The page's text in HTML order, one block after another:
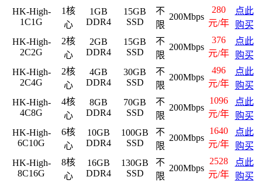
HK-High-
1C1G
1核
心
1GB
DDR4
15GB
SSD
不
限
200Mbps
280
元/年
点此
购买
HK-High-
2C2G
2核
心
2GB
DDR4
15GB
SSD
不
限
200Mbps
376
元/年
点此
购买
HK-High-
2C4G
2核
心
4GB
DDR4
30GB
SSD
不
限
200Mbps
496
元/年
点此
购买
HK-High-
4C8G
4核
心
8GB
DDR4
70GB
SSD
不
限
200Mbps
1096
元/年
点此
购买
HK-High-
6C10G
6核
心
10GB
DDR4
100GB
SSD
不
限
200Mbps
1640
元/年
点此
购买
HK-High-
8C16G
8核
心
16GB
DDR4
130GB
SSD
不
限
200Mbps
2528
元/年
点此
购买